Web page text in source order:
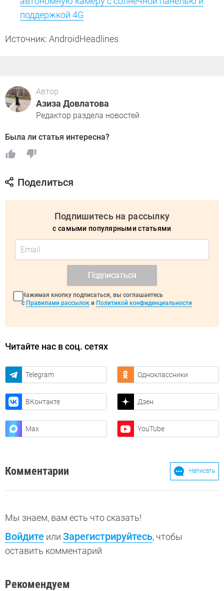
поддержкой 4G
Источник: AndroidHeadlines
Автор
Азиза Довлатова
Редактор раздела новостей
Была ли статья интересна?
Поделиться
Подпишитесь на рассылку
с самыми популярными статьями
Подписаться
Нажимая кнопку подписаться, вы соглашаетесь
с Правилами рассылок и Политикой конфиденциальности
Читайте нас в соц. сетях
Telegram Одноклассники
ВКонтакте Дзен
Max YouTube
Комментарии Написать
Мы знаем, вам есть что сказать!
Войдите или Зарегистрируйтесь, чтобы
оставить комментарий
Рекомендуем